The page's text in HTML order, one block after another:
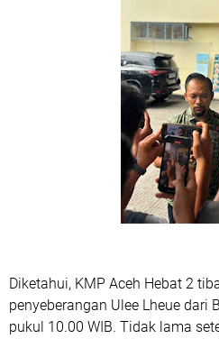
Diketahui, KMP Aceh Hebat 2
penyeberangan Ulee Lheue dari
pukul 10.00 WIB. Tidak lama